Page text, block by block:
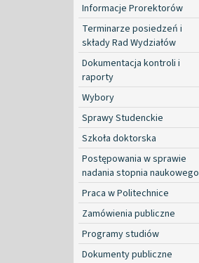
Informacje Prorektorów
Terminarze posiedzeń i
składy Rad Wydziałów
Dokumentacja kontroli i
raporty
Wybory
Sprawy Studenckie
Szkoła doktorska
Postępowania w sprawie
nadania stopnia naukowego
Praca w Politechnice
Zamówienia publiczne
Programy studiów
Dokumenty publiczne